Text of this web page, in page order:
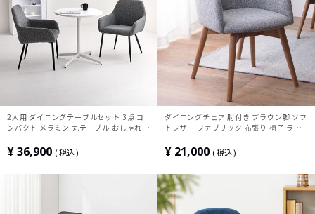
2人用 ダイニングテーブルセット 3点 コ
ンパクト メラミン 丸テーブル おしゃれ
(幅65cm 円形 食卓テーブル×1 食卓椅子
×2)
¥36,900 税込
ダイニングチェア 肘付き ブラウン脚 ソフ
トレザー ファブリック 布張り 椅子 ラウ
ラウン グレー 完成品
¥ 21,000 税込